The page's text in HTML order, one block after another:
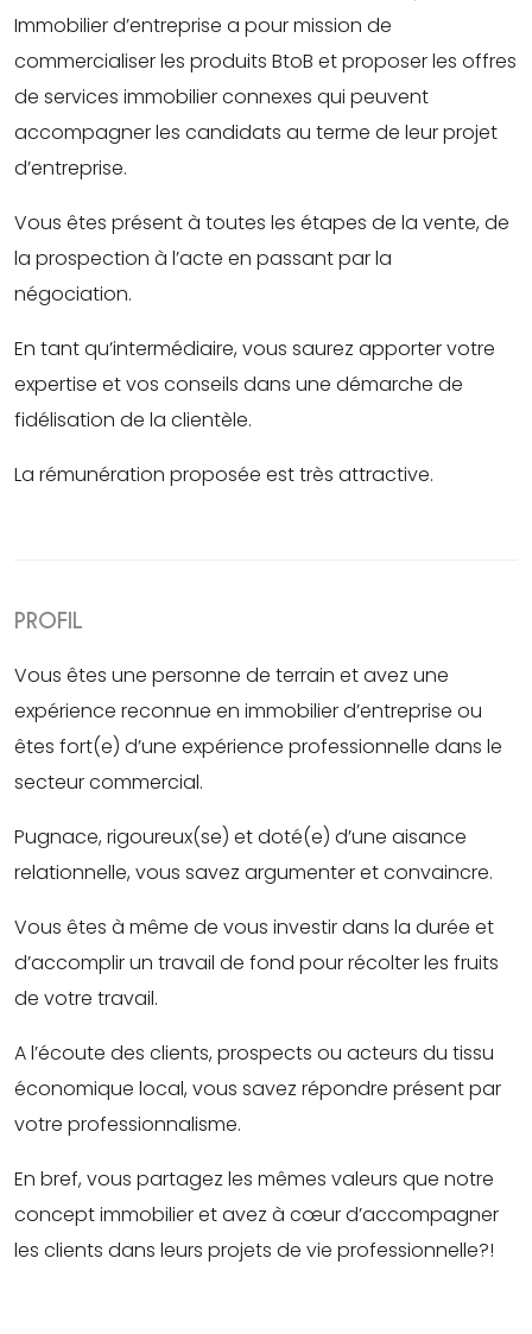
Immobilier d’entreprise a pour mission de
commercialiser les produits BtoB et proposer les offres
de services immobilier connexes qui peuvent
accompagner les candidats au terme de leur projet
d’entreprise.
Vous êtes présent à toutes les étapes de la vente, de
la prospection à l’acte en passant par la
négociation.
En tant qu’intermédiaire, vous saurez apporter votre
expertise et vos conseils dans une démarche de
fidélisation de la clientèle.
La rémunération proposée est très attractive.
PROFIL
Vous êtes une personne de terrain et avez une
expérience reconnue en immobilier d’entreprise ou
êtes fort(e) d’une expérience professionnelle dans le
secteur commercial.
Pugnace, rigoureux(se) et doté(e) d’une aisance
relationnelle, vous savez argumenter et convaincre.
Vous êtes à même de vous investir dans la durée et
d’accomplir un travail de fond pour récolter les fruits
de votre travail.
A l’écoute des clients, prospects ou acteurs du tissu
économique local, vous savez répondre présent par
votre professionnalisme.
En bref, vous partagez les mêmes valeurs que notre
concept immobilier et avez à cœur d’accompagner
les clients dans leurs projets de vie professionnelle?!